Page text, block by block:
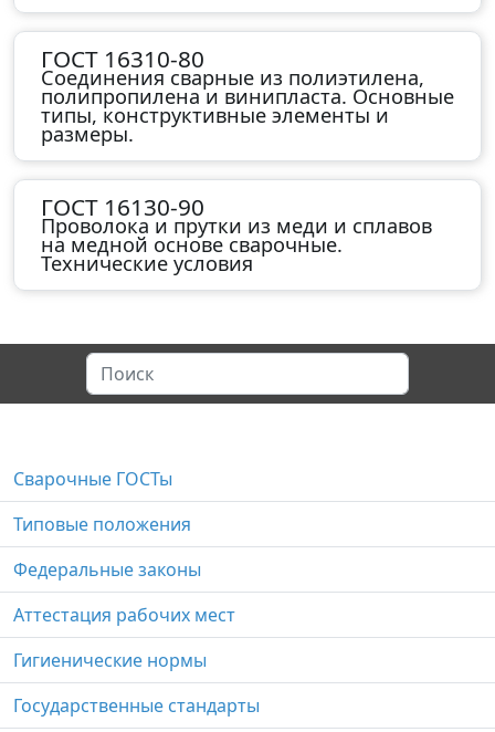
ГОСТ 16310-80
Соединения сварные из полиэтилена,
полипропилена и винипласта. Основные
типы, конструктивные элементы и
размеры.
ГОСТ 16130-90
Проволока и прутки из меди и сплавов
на медной основе сварочные.
Технические условия
Сварочные ГОСТы
Типовые положения
Федеральные законы
Аттестация рабочих мест
Гигиенические нормы
Государственные стандарты